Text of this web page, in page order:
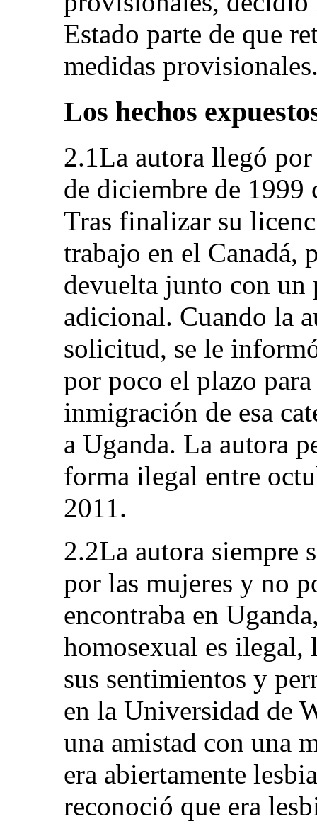
Estado parte de que
medidas
Los hechos
2.1La autora llegó
de diciembre de 1999
Tras finalizar su
trabajo en el Canadá,
devuelta junto con
adicional. Cuando la
solicitud, se le
por poco el plazo
inmigración de esa
a Uganda. La autora
forma ilegal entre
2011.
2.2La autora siempre
por las mujeres y no
encontraba en
homosexual es ilegal,
sus sentimientos y
en la Universidad de
una amistad con una
era abiertamente
reconoció que era